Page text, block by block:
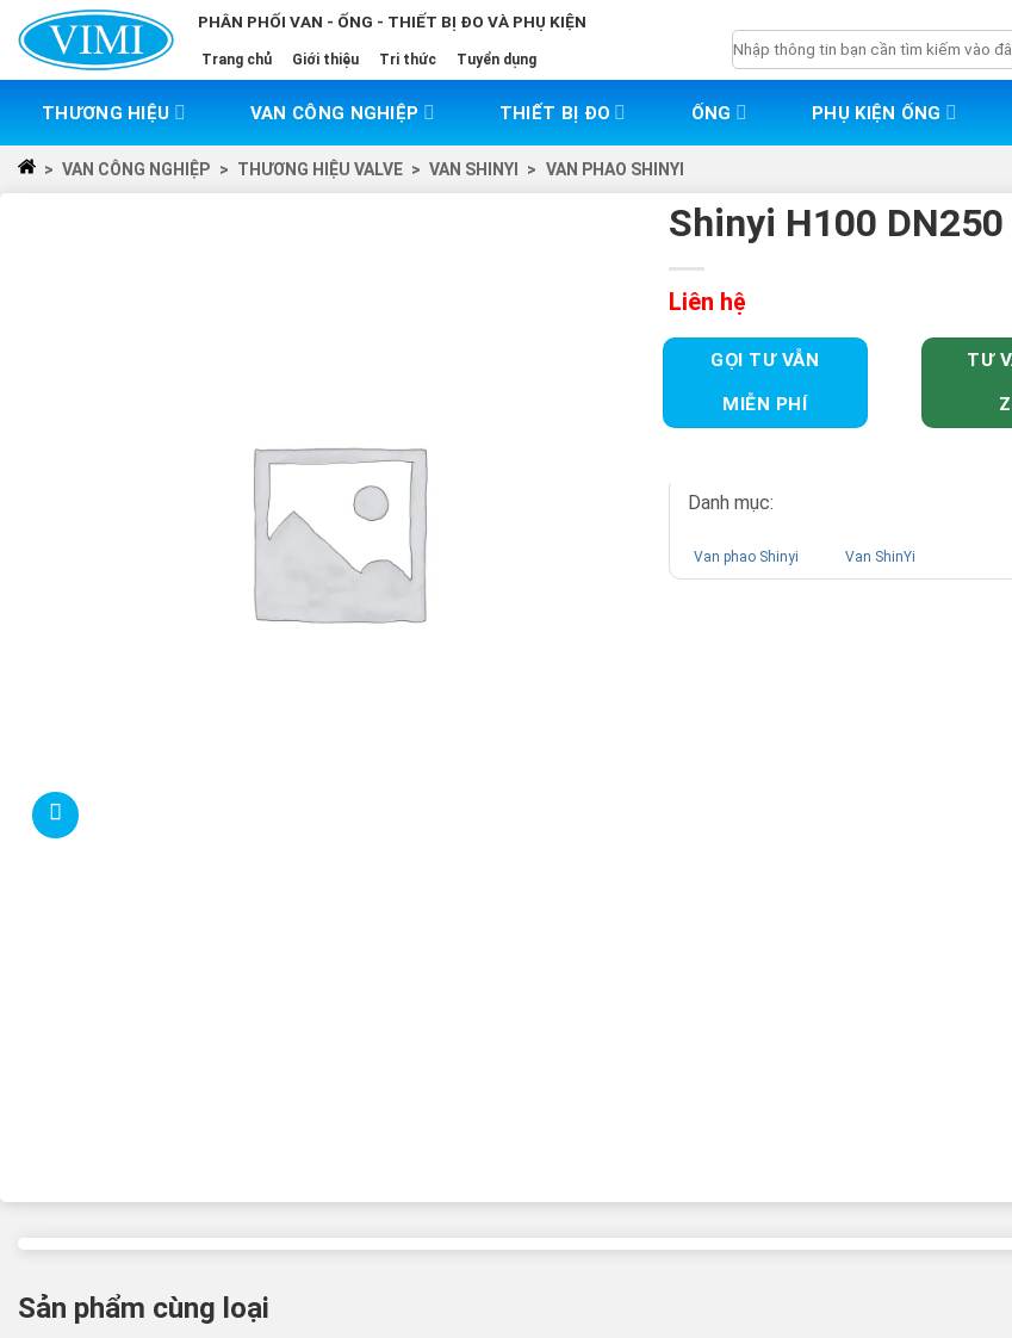
content
PHÂN PHỐI VAN - ỐNG - THIẾT BỊ ĐO VÀ PHỤ KIỆN
Trang chủ Giới thiệu Tri thức Tuyển dụng
Tìm
kiếm:
THƯƠNG HIỆU VAN CÔNG NGHIỆP THIẾT BỊ ĐO ỐNG PHỤ KIỆN ỐNG
> VAN CÔNG NGHIỆP > THƯƠNG HIỆU VALVE > VAN SHINYI > VAN PHAO SHINYI
Shinyi H100 DN250
Liên hệ
Danh mục:
Van phao Shinyi Van ShinYi
GỌI TƯ VẪN
MIỄN PHÍ
TƯ
Sản phẩm cùng loại